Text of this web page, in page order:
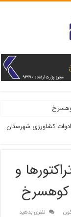
کشاورزی شهرستان
و
کوهسرخ
نظری بدهید